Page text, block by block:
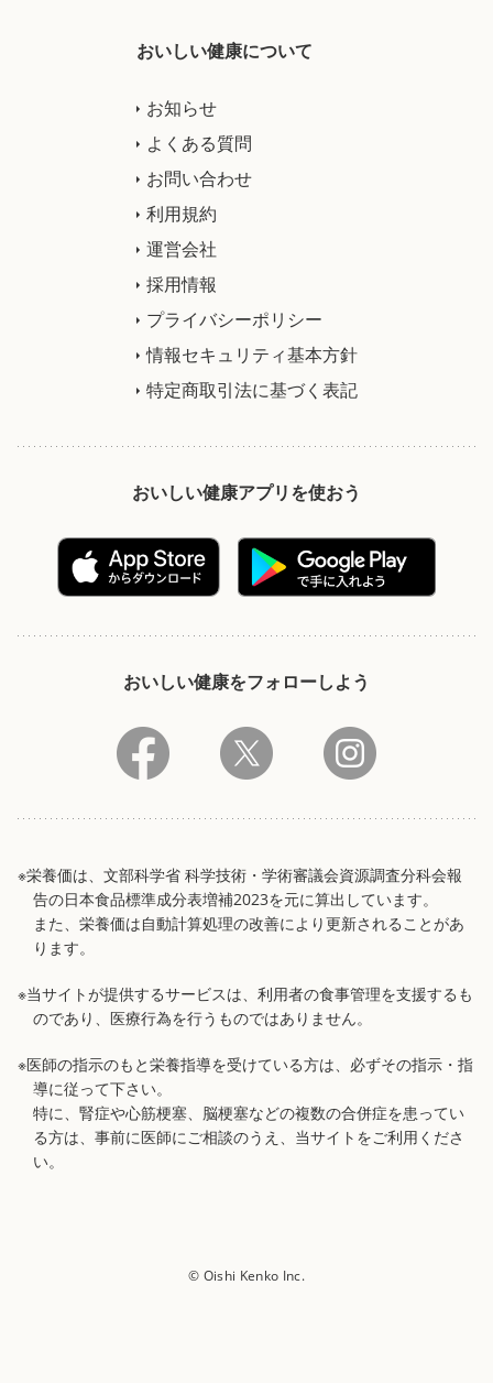
おいしい健康について
お知らせ
よくある質問
お問い合わせ
利用規約
運営会社
採用情報
プライバシーポリシー
情報セキュリティ基本方針
特定商取引法に基づく表記
おいしい健康アプリを使おう
おいしい健康をフォローしよう
※栄養価は、文部科学省 科学技術・学術審議会資源調査分科会報
告の日本食品標準成分表増補2023を元に算出しています。
また、栄養価は自動計算処理の改善により更新されることがあ
ります。
※当サイトが提供するサービスは、利用者の食事管理を支援するも
のであり、医療行為を行うものではありません。
※医師の指示のもと栄養指導を受けている方は、必ずその指示・指
導に従って下さい。
特に、腎症や心筋梗塞、脳梗塞などの複数の合併症を患ってい
る方は、事前に医師にご相談のうえ、当サイトをご利用くださ
い。
© Oishi Kenko Inc.